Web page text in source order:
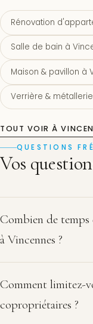
Rénovation
Salle de bain à
Maison & pavillon à
Verrière &
TOUT VOIR À
QUESTIONS
Vos
Combien de temps
à Vincennes ?
Comment limitez-
copropriétaires ?